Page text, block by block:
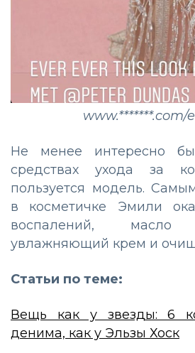
www.*******.com/
Не менее интересно
средствах ухода за
пользуется модель.
в косметичке Эмили
воспалений,
увлажняющий крем и
Статьи по теме:
Вещь как у звезды: 6
денима, как у Эльзы Хоск